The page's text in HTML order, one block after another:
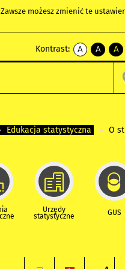
możesz zmienić te
Kontrast:
A
kontrast
A
kontrast
czarnym
A
żółty
tekst
Edukacja statystyczna O
Urzędy
statystyczne GUS